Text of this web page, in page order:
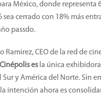
México, donde representa
cerrado con 18% más
passdo.
CEO de la red de
Cinépolis esla única
y América del Norte. Sin
intención ahora es